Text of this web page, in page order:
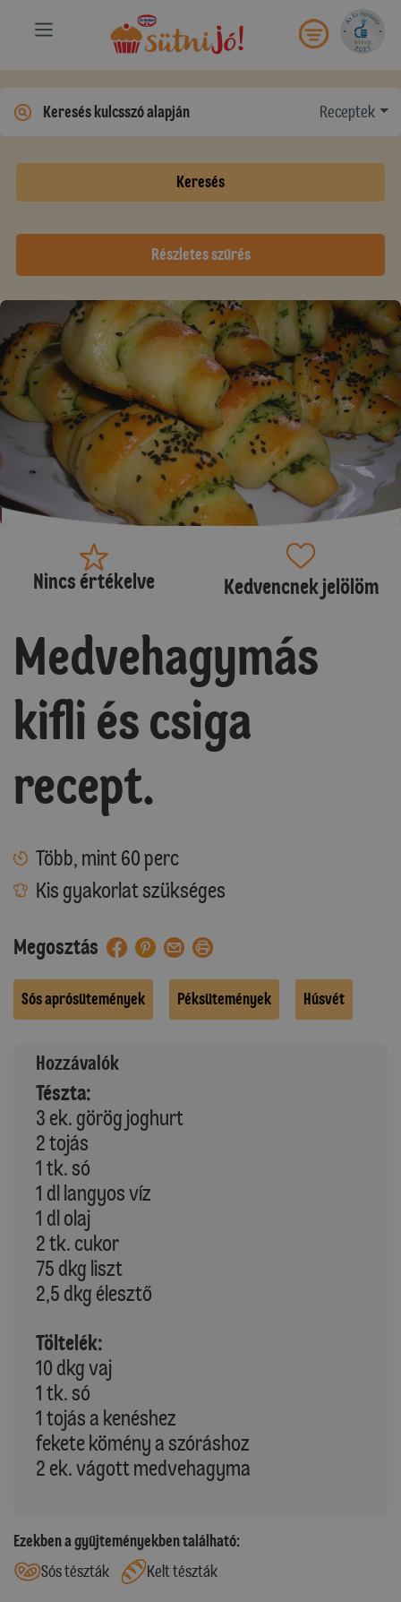
Receptek
Keresés
Részletes szűrés
Nincs értékelve Kedvencnek jelölöm
Medvehagymás
kifli és csiga
recept.
Több, mint 60 perc
Kis gyakorlat szükséges
Megosztás
Sós aprósütemények Péksütemények Húsvét
Hozzávalók
Tészta:
3 ek. görög joghurt
2 tojás
1 tk. só
1 dl langyos víz
1 dl olaj
2 tk. cukor
75 dkg liszt
2,5 dkg élesztő
Töltelék:
10 dkg vaj
1 tk. só
1 tojás a kenéshez
fekete kömény a szóráshoz
2 ek. vágott medvehagyma
Ezekben a gyűjteményekben található:
Sós tészták
Kelt tészták